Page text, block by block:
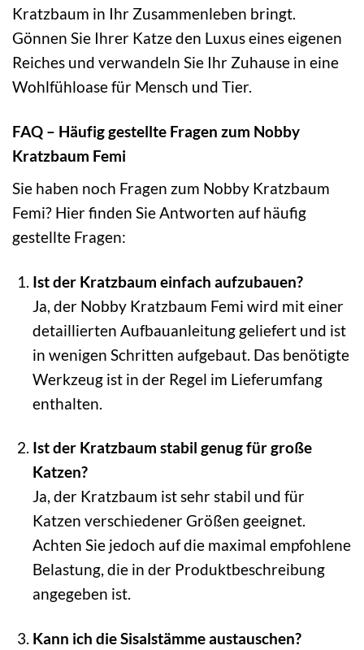
Kratzbaum in Ihr Zusammenleben bringt.
Gönnen Sie Ihrer Katze den Luxus eines eigenen
Reiches und verwandeln Sie Ihr Zuhause in eine
Wohlfühloase für Mensch und Tier.
FAQ – Häufig gestellte Fragen zum Nobby
Kratzbaum Femi
Sie haben noch Fragen zum Nobby Kratzbaum
Femi? Hier finden Sie Antworten auf häufig
gestellte Fragen:
Ist der Kratzbaum einfach aufzubauen?
Ja, der Nobby Kratzbaum Femi wird mit einer
detaillierten Aufbauanleitung geliefert und ist
in wenigen Schritten aufgebaut. Das benötigte
Werkzeug ist in der Regel im Lieferumfang
enthalten.
Ist der Kratzbaum stabil genug für große
Katzen?
Ja, der Kratzbaum ist sehr stabil und für
Katzen verschiedener Größen geeignet.
Achten Sie jedoch auf die maximal empfohlene
Belastung, die in der Produktbeschreibung
angegeben ist.
Kann ich die Sisalstämme austauschen?